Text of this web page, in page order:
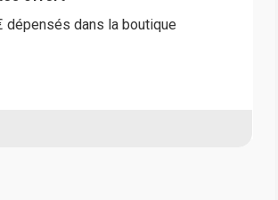
dépensés dans la boutique